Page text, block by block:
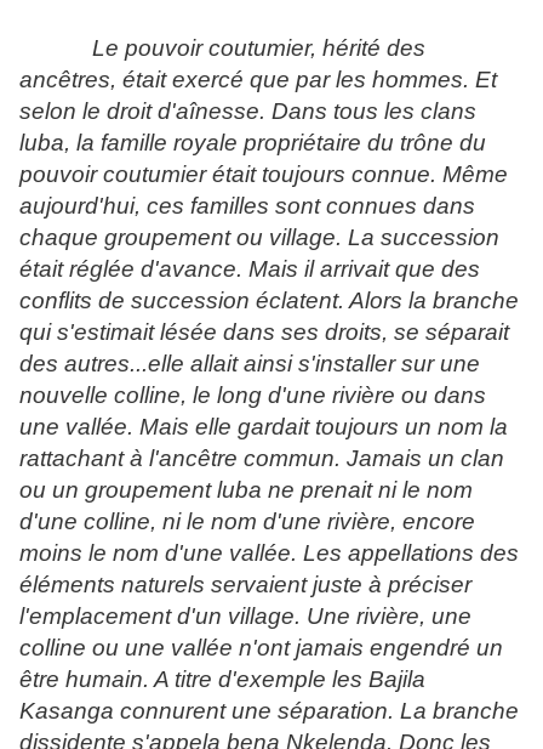
Le pouvoir coutumier, hérité des
ancêtres, était exercé que par les hommes. Et
selon le droit d'aînesse. Dans tous les clans
luba, la famille royale propriétaire du trône du
pouvoir coutumier était toujours connue. Même
aujourd'hui, ces familles sont connues dans
chaque groupement ou village. La succession
était réglée d'avance. Mais il arrivait que des
conflits de succession éclatent. Alors la branche
qui s'estimait lésée dans ses droits, se séparait
des autres...elle allait ainsi s'installer sur une
nouvelle colline, le long d'une rivière ou dans
une vallée. Mais elle gardait toujours un nom la
rattachant à l'ancêtre commun. Jamais un clan
ou un groupement luba ne prenait ni le nom
d'une colline, ni le nom d'une rivière, encore
moins le nom d'une vallée. Les appellations des
éléments naturels servaient juste à préciser
l'emplacement d'un village. Une rivière, une
colline ou une vallée n'ont jamais engendré un
être humain. A titre d'exemple les Bajila
Kasanga connurent une séparation. La branche
dissidente s'appela bena Nkelenda. Donc les